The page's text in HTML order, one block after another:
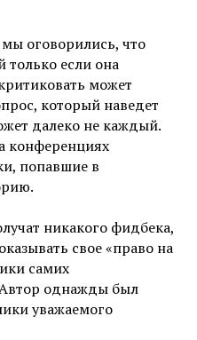
оговорились, что
только если она
может
который наведет
далеко не каждый.
конференциях
попавшие в
никакого фидбека,
свое «право на
самих
однажды был
уважаемого